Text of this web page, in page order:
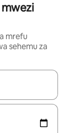
mrefu
sehemu za
vitufe vya